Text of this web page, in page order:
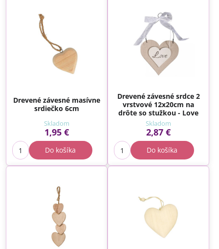
Drevené závesné masívne
srdiečko 6cm
Skladom
1,95 €
Do košíka
Drevené závesné srdce 2
vrstvové 12x20cm na
drôte so stužkou - Love
Skladom
2,87 €
Do košíka